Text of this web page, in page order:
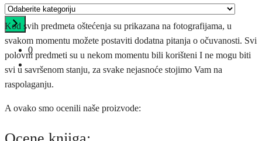
0
Kod svih predmeta oštećenja su prikazana na fotografijama, u
svakom momentu možete postaviti dodatna pitanja o očuvanosti. Svi
polovni predmeti su u nekom momentu bili korišteni I ne mogu biti
svi u savršenom stanju, za svake nejasnoće stojimo Vam na
raspolaganju.
A ovako smo ocenili naše proizvode: